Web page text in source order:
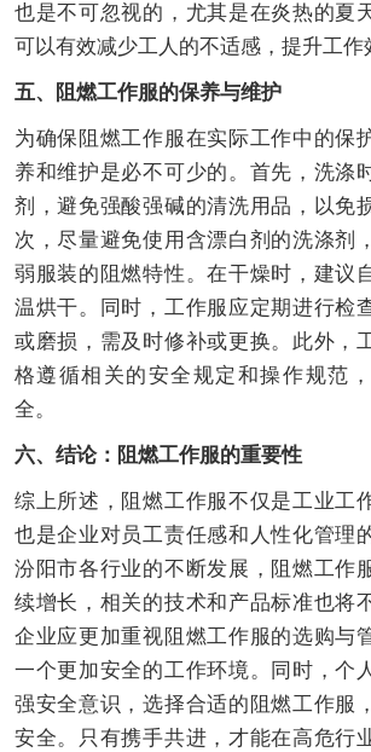
也是不可忽视的，尤其是在炎热的夏
可以有效减少工人的不适感，提升工作
五、阻燃工作服的保养与维护
为确保阻燃工作服在实际工作中的保
养和维护是必不可少的。首先，洗涤
剂，避免强酸强碱的清洗用品，以免
次，尽量避免使用含漂白剂的洗涤剂
弱服装的阻燃特性。在干燥时，建议
温烘干。同时，工作服应定期进行检
或磨损，需及时修补或更换。此外，
格遵循相关的安全规定和操作规范
全。
六、结论：阻燃工作服的重要性
综上所述，阻燃工作服不仅是工业工
也是企业对员工责任感和人性化管理
汾阳市各行业的不断发展，阻燃工作
续增长，相关的技术和产品标准也将
企业应更加重视阻燃工作服的选购与
一个更加安全的工作环境。同时，个
强安全意识，选择合适的阻燃工作服
安全。只有携手共进，才能在高危行